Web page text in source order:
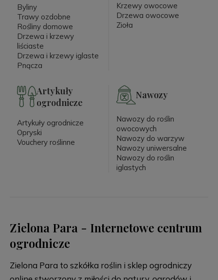
Byliny
Trawy ozdobne
Rośliny domowe
Drzewa i krzewy
liściaste
Drzewa i krzewy iglaste
Pnącza
Krzewy owocowe
Drzewa owocowe
Zioła
Artykuły
ogrodnicze
Artykuły ogrodnicze
Opryski
Vouchery roślinne
Nawozy
Nawozy do roślin
owocowych
Nawozy do warzyw
Nawozy uniwersalne
Nawozy do roślin
iglastych
Zielona Para - Internetowe centrum
ogrodnicze
Zielona Para to szkółka roślin i sklep ogrodniczy